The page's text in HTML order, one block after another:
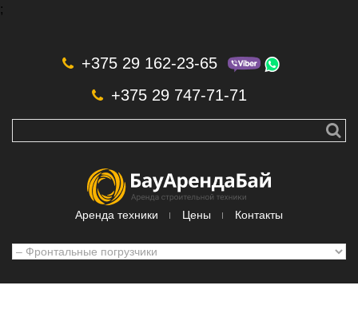
;
+375 29 162-23-65
+375 29 747-71-71
Аренда техники Цены Контакты